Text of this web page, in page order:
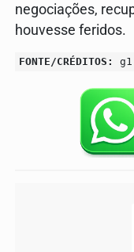
negociações,
houvesse feridos.
FONTE/CRÉDITOS: g1